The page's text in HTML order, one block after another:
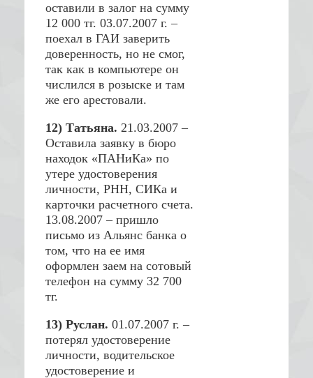
оставили в залог на сумму
12 000 тг. 03.07.2007 г. –
поехал в ГАИ заверить
доверенность, но не смог,
так как в компьютере он
числился в розыске и там
же его арестовали.
12) Татьяна. 21.03.2007 –
Оставила заявку в бюро
находок «ПАНиКа» по
утере удостоверения
личности, РНН, СИКа и
карточки расчетного счета.
13.08.2007 – пришло
письмо из Альянс банка о
том, что на ее имя
оформлен заем на сотовый
телефон на сумму 32 700
тг.
13) Руслан. 01.07.2007 г. –
потерял удостоверение
личности, водительское
удостоверение и